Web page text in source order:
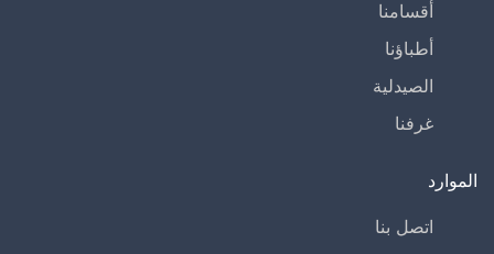
أقسامنا
أطباؤنا
الصيدلية
غرفنا
الموارد
اتصل بنا